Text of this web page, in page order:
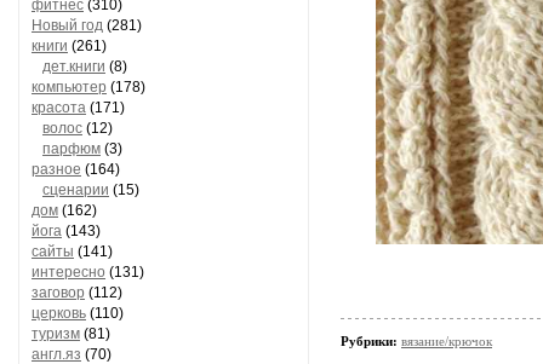
фитнес (310)
Новый год (281)
книги (261)
дет.книги (8)
компьютер (178)
красота (171)
волос (12)
парфюм (3)
разное (164)
сценарии (15)
дом (162)
йога (143)
сайты (141)
интересно (131)
заговор (112)
церковь (110)
туризм (81)
англ.яз (70)
Рубрики: вязание/крючок